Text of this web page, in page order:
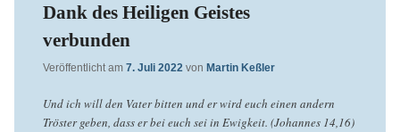
Dank des Heiligen Geistes
verbunden
Veröffentlicht am 7. Juli 2022 von Martin Keßler
Und ich will den Vater bitten und er wird euch einen andern
Tröster geben, dass er bei euch sei in Ewigkeit. (Johannes 14,16)